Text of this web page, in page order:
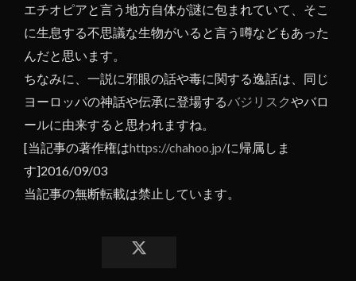
エチオピアと言う地方自体が謎に包まれていて、そこ
に生息する不思議な生物がいると言う噂などもあった
んだと思います。
ちなみに、一説に邪眼の話や毒に関する逸話は、同じ
ヨーロッパの神話や伝承に登場するバジリスクやバロ
ールに由来すると思われますね。
[当記事の著作権はhttps://chahoo.jp/に帰属しま
す]2016/09/03
当記事の無断転載は禁止しています。